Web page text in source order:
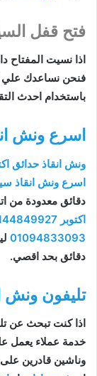
فتح قفل
اذا نسيت المفتاح
فنحن نساعدك علي
باستخدام احدث
اسرع ونش
ونش انقاذ حدائق
اسرع ونش انقاذ
دقائق معدودة من
اكتوبر
01094833093
دقائق بحد اقصي.
تليفون ونش
اذا كنت تبحث عن
خدمة عملاء يعمل
وناشين قادرين